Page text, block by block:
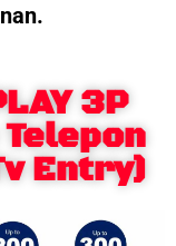
3P
Entry)